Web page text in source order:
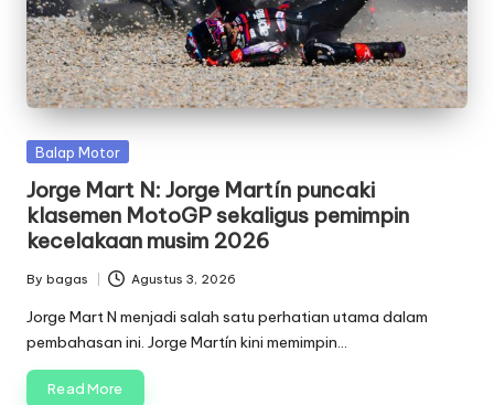
Posted
Balap Motor
Jorge Mart N: Jorge Martín puncaki
klasemen MotoGP sekaligus pemimpin
kecelakaan musim 2026
Posted
by
By bagas Agustus 3, 2026
Jorge Mart N menjadi salah satu perhatian utama dalam
pembahasan ini. Jorge Martín kini memimpin…
Read More